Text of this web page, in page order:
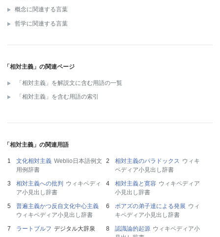
概念に関連する言葉
哲学に関連する言葉
「相対主義」の関連ページ
「相対主義」を解説文に含む用語の一覧
「相対主義」を含む用語の索引
「相対主義」の関連用語
文化相対主義 Weblio日本語例文
用例辞書
相対主義のパラドックス ウィキ
ペディア小見出し辞書
相対主義への批判 ウィキペディ
ア小見出し辞書
相対主義と寛容 ウィキペディア
小見出し辞書
普遍主義かつ反自文化中心主義
ウィキペディア小見出し辞書
ボアズの弟子達による発展 ウィ
キペディア小見出し辞書
ラートブルフ デジタル大辞泉 認識論的起源 ウィキペディア小